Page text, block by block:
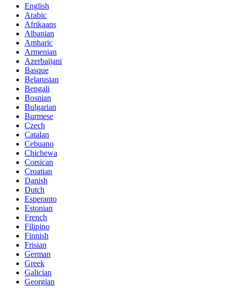
English
Arabic
Afrikaans
Albanian
Amharic
Armenian
Azerbaijani
Basque
Belarusian
Bengali
Bosnian
Bulgarian
Burmese
Czech
Catalan
Cebuano
Chichewa
Corsican
Croatian
Danish
Dutch
Esperanto
Estonian
French
Filipino
Finnish
Frisian
German
Greek
Galician
Georgian